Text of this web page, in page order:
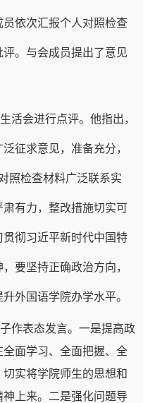
依次汇报个人对照检查
。与会成员提出了意见
活会进行点评。他指出，
征求意见，准备充分，
照检查材料广泛联系实
有力，整改措施切实可
彻习近平新时代中国特
要坚持正确政治方向，
外国语学院办学水平。
作表态发言。一是提高政
面学习、全面把握、全
实将学院师生的思想和
上来。二是强化问题导